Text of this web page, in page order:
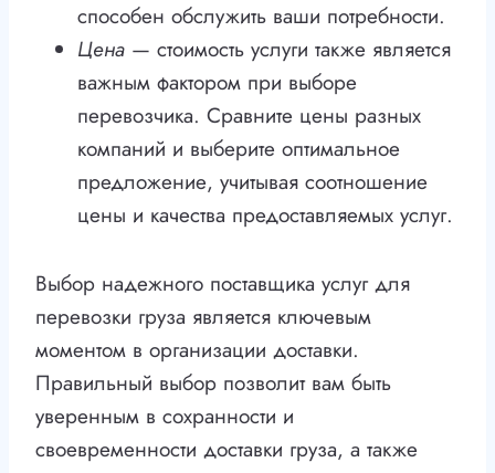
способен обслужить ваши потребности.
Цена — стоимость услуги также является
важным фактором при выборе
перевозчика. Сравните цены разных
компаний и выберите оптимальное
предложение, учитывая соотношение
цены и качества предоставляемых услуг.
Выбор надежного поставщика услуг для
перевозки груза является ключевым
моментом в организации доставки.
Правильный выбор позволит вам быть
уверенным в сохранности и
своевременности доставки груза, а также